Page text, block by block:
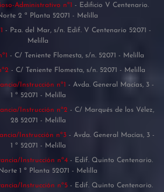
Administrativo nº1 - Edificio V Centenario.
2 ª Planta 52071 - Melilla
- Pza. del Mar, s/n. Edif. V Centenario 52071 -
Melilla
- C/ Teniente Flomesta, s/n. 52071 - Melilla
- C/ Teniente Flomesta, s/n. 52071 - Melilla
Instrucción nº1 - Avda. General Macías, 3 -
1 º 52071 - Melilla
Instrucción nº2 - C/ Marqués de los Vélez,
28 52071 - Melilla
Instrucción nº3 - Avda. General Macías, 3 -
1 º 52071 - Melilla
Instrucción nº4 - Edif. Quinto Centenario.
1 ª Planta 52071 - Melilla
Instrucción nº5 - Edif. Quinto Centenario.